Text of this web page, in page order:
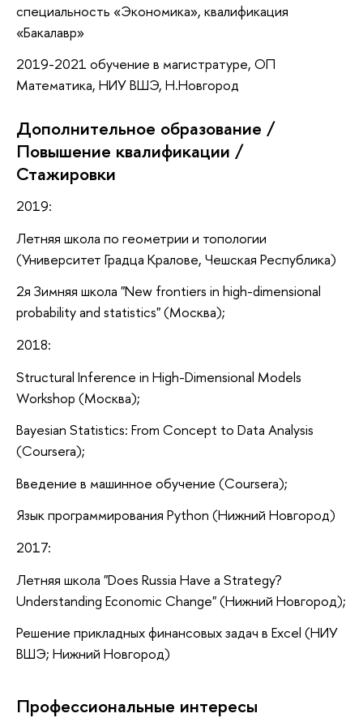
специальность «Экономика», квалификация
«Бакалавр»
2019-2021 обучение в магистратуре, ОП
Математика, НИУ ВШЭ, Н.Новгород
Дополнительное образование /
Повышение квалификации /
Стажировки
2019:
Летняя школа по геометрии и топологии
(Университет Градца Кралове, Чешская Республика)
2я Зимняя школа "New frontiers in high-dimensional
probability and statistics" (Москва);
2018:
Structural Inference in High-Dimensional Models
Workshop (Москва);
Bayesian Statistics: From Concept to Data Analysis
(Coursera);
Введение в машинное обучение (Coursera);
Язык программирования Python (Нижний Новгород)
2017:
Летняя школа "Does Russia Have a Strategy?
Understanding Economic Change" (Нижний Новгород);
Решение прикладных финансовых задач в Excel (НИУ
ВШЭ; Нижний Новгород)
Профессиональные интересы